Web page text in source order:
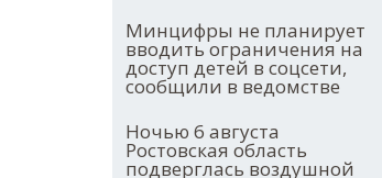
Минцифры не планирует
вводить ограничения на
доступ детей в соцсети,
сообщили в ведомстве
Ночью 6 августа
Ростовская область
подверглась воздушной